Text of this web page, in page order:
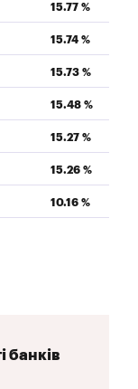
15.77 %
15.74 %
15.73 %
15.48 %
15.27 %
15.26 %
10.16 %
банків